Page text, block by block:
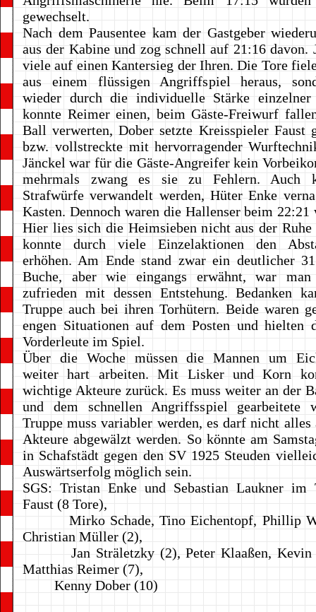
gewechselt.
Nach dem Pausentee kam der Gastgeber
aus der Kabine und zog schnell auf 21:16 davon.
viele auf einen Kantersieg der Ihren. Die Tore
aus einem flüssigen Angriffspiel heraus,
wieder durch die individuelle Stärke einzelner
konnte Reimer einen, beim Gäste-Freiwurf
Ball verwerten, Dober setzte Kreisspieler Faust
bzw. vollstreckte mit hervorragender
Jänckel war für die Gäste-Angreifer kein
mehrmals zwang es sie zu Fehlern. Auch
Strafwürfe verwandelt werden, Hüter Enke
Kasten. Dennoch waren die Hallenser beim 22:21
Hier lies sich die Heimsieben nicht aus der Ruhe
konnte durch viele Einzelaktionen den
erhöhen. Am Ende stand zwar ein deutlicher
Buche, aber wie eingangs erwähnt, war
zufrieden mit dessen Entstehung. Bedanken
Truppe auch bei ihren Torhütern. Beide waren
engen Situationen auf dem Posten und hielten
Vorderleute im Spiel.
Über die Woche müssen die Mannen um
weiter hart arbeiten. Mit Lisker und Korn
wichtige Akteure zurück. Es muss weiter an der
und dem schnellen Angriffsspiel gearbeitete
Truppe muss variabler werden, es darf nicht alles
Akteure abgewälzt werden. So könnte am
in Schafstädt gegen den SV 1925 Steuden
Auswärtserfolg möglich sein.
SGS: Tristan Enke und Sebastian Laukner
Faust (8 Tore),
Mirko Schade, Tino Eichentopf, Phillip
Christian Müller (2),
Jan Sträletzky (2), Peter Klaaßen, Kevin
Matthias Reimer (7),
Kenny Dober (10)